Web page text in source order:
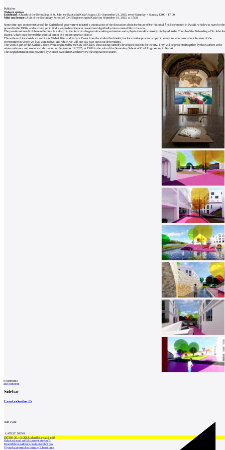
Publisher
Tisková zpráva
Exhibition:Church of the Beheading of St. John the Baptist in Kadaň August 23 - September 21, 2025, every Saturday + Sunday 13:00 - 17:00.
Mini-conference:Aula of the Secondary School of Civil Engineering in Kadaň on September 19, 2025, at 15:00.
Some time ago, representatives of the Kadaň local government initiated a continuation of the discussion about the future of the historical Špitálské suburb in Kadaň, which was razed to the
ground in the 1960s, and we have yet to find a way to heal the scar created and dignifiedly return normal life to the area.
The provisional result of these reflections is a sketch in the form of a large-scale working animation and a physical model currently displayed in the Church of the Beheading of St. John the
Baptist, which once formed the spiritual center of a pulsating urban district.
The authors of the sketch are architects Michal Fišer and Jáchym Vacek from the studio třiarchitekti, but the creative process is open to everyone who cares about the state of the
environment in which we live, want to live, and which we will one day pass on to our descendants.
The work is part of the Kadaň Visions event organized by the City of Kadaň, showcasing currently developed projects for the city. They will be presented together by their authors at the
mini-conference and moderated discussion on September 19, 2025, at 15:00 in the aula of the Secondary School of Civil Engineering in Kadaň.
The English translation is powered by AI tool. Switch to Czech to view the original text source.
0comments
add comment
Sidebar
Event calendar15
Add event
LATEST NEWS
INTRO 30 – VODA: aktuální vydání je již
Odvolací soud nařídil zastavit stavbu Tr
Kroměřížská radnice získala stavební pov
Výstavba urgentního centra v Liberci ome